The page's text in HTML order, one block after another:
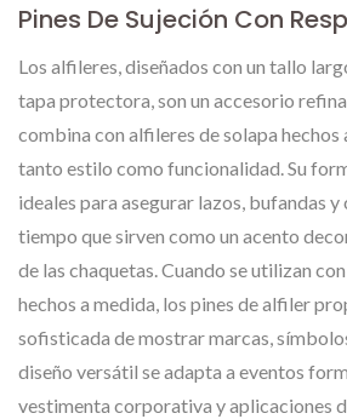
Pines De Sujeción Con
Los alfileres, diseñados con un tallo
tapa protectora, son un accesorio
combina con alfileres de solapa
tanto estilo como funcionalidad. Su
ideales para asegurar lazos, bufandas y
tiempo que sirven como un acento
de las chaquetas. Cuando se utilizan
hechos a medida, los pines de alfiler
sofisticada de mostrar marcas,
diseño versátil se adapta a eventos
vestimenta corporativa y aplicaciones